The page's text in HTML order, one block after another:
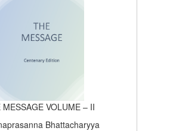
2003-02-13T15:26:37Z
100
MESSAGE VOLUME – II
Bhattacharyya